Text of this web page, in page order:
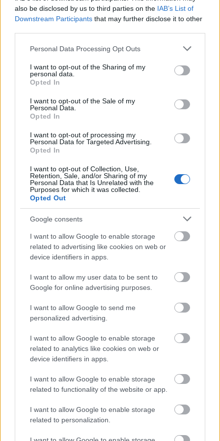
also be disclosed by us to third parties on the IAB’s List of
Downstream Participants that may further disclose it to other
Please note that this website/app uses one or more Google
not limited to your visit or usage behaviour. You may click to
grant or deny consent to Google and its third-party tags to
use your data for below specified purposes in below Google
consent section.
Personal Data Processing Opt Outs
I want to opt-out of the Sharing of my
personal data.
Opted In
I want to opt-out of the Sale of my
Personal Data.
Opted In
I want to opt-out of processing my
Personal Data for Targeted Advertising.
Opted In
I want to opt-out of Collection, Use,
Retention, Sale, and/or Sharing of my
Personal Data that Is Unrelated with the
Purposes for which it was collected.
Opted Out
Google consents
I want to allow Google to enable storage
related to advertising like cookies on web or
device identifiers in apps.
I want to allow my user data to be sent to
Google for online advertising purposes.
I want to allow Google to send me
personalized advertising.
I want to allow Google to enable storage
related to analytics like cookies on web or
device identifiers in apps.
I want to allow Google to enable storage
related to functionality of the website or app.
I want to allow Google to enable storage
related to personalization.
Búcsúznak az Ikarusok a BKV-tól
IV. rész: alacsonypadlós Ikarusok
0illumination0• 2022. november 13.
Az új Mercedesek és a Solaris trolik érkezésével és a
metrópótlás végeztével lezárul egy korszak a BKV
történetében: elbúcsúznak a ...
Búcsúznak az Ikarusok a BKV-tól
III. rész: A 400-asok megjelenése és elterjedése
Az új Mercedesek és a Solaris trolik érkezésével és a
metrópótlás végeztével lezárul egy korszak a BKV